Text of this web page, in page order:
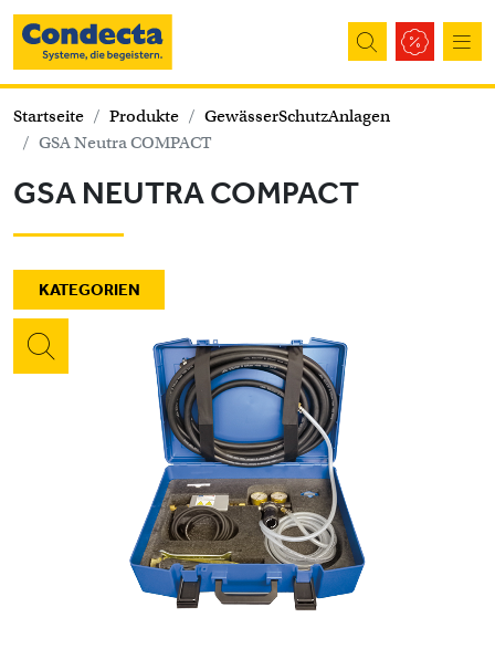
Direkt zum Inhalt
Startseite Produkte
GewässerSchutzAnlagen
GSA Neutra COMPACT
GSA NEUTRA COMPACT
KATEGORIEN